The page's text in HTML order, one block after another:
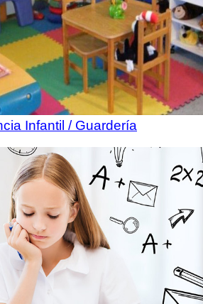
Infantil / Guardería